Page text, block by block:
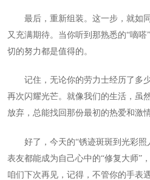
最后，重新组装。这一步，就如同
又充满期待。当你听到那熟悉的“嘀
切的努力都是值得的。
记住，无论你的劳力士经历了多少
再次闪耀光芒。就像我们的生活，虽
放弃，总能找回那份最初的热爱和激情
好了，今天的“锈迹斑斑到光彩照
表友都能成为自己心中的“修复大师”
咱们下次再见，记得，不管你的手表